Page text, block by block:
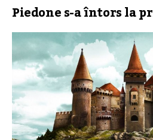
Piedone s-a întors la